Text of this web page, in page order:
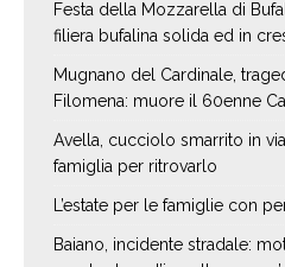
Festa della Mozzarella di
filiera bufalina solida ed in
Mugnano del Cardinale,
Filomena: muore il 60enne
Avella, cucciolo smarrito in
famiglia per ritrovarlo
L’estate per le famiglie con
Baiano, incidente stradale: